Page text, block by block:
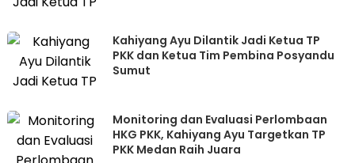
Kahiyang Ayu Dilantik Jadi Ketua TP
PKK dan Ketua Tim Pembina Posyandu
Sumut
Monitoring dan Evaluasi Perlombaan
HKG PKK, Kahiyang Ayu Targetkan TP
PKK Medan Raih Juara